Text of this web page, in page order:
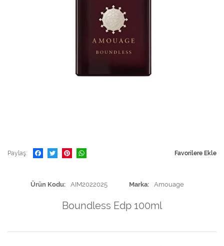
Paylaş Favorilere Ekle
Ürün Kodu AIM2022025 Marka Amouage
Boundless Edp 100ml